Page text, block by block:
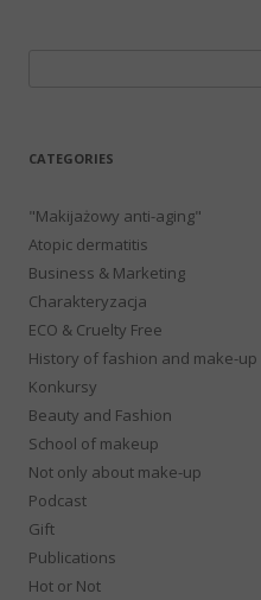
CATEGORIES
"Makijażowy anti-aging"
Atopic dermatitis
Business & Marketing
Charakteryzacja
ECO & Cruelty Free
History of fashion and make-up
Konkursy
Beauty and Fashion
School of makeup
Not only about make-up
Podcast
Gift
Publications
Hot or Not